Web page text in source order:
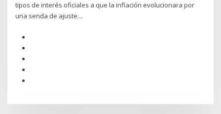
tipos de interés oficiales a que la inflación evolucionara por
una senda de ajuste…